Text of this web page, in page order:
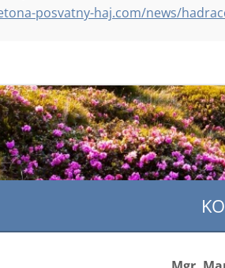
posvatny-haj.com/news/